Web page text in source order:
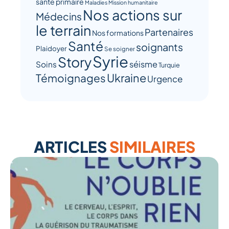
Maladies Mission humanitaire
Médecins Nos actions sur
le terrain Nos formationsPartenaires
PlaidoyerSanté Se soigner soignants
Soins StorySyrieséismeTurquie
TémoignagesUkraineUrgence
ARTICLESSIMILAIRES